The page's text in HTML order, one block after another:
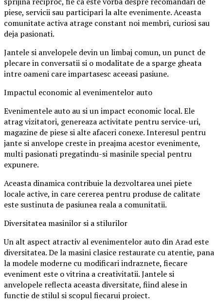
piese, servicii sau participari la alte evenimente. Aceasta
comunitate activa atrage constant noi membri, curiosi sau
deja pasionati.
Jantele si anvelopele devin un limbaj comun, un punct de
plecare in conversatii si o modalitate de a sparge gheata
intre oameni care impartasesc aceeasi pasiune.
Impactul economic al evenimentelor auto
Evenimentele auto au si un impact economic local. Ele
atrag vizitatori, genereaza activitate pentru service-uri,
magazine de piese si alte afaceri conexe. Interesul pentru
jante si anvelope creste in preajma acestor evenimente,
multi pasionati pregatindu-si masinile special pentru
expunere.
Aceasta dinamica contribuie la dezvoltarea unei piete
locale active, in care cererea pentru produse de calitate
este sustinuta de pasiunea reala a comunitatii.
Diversitatea masinilor si a stilurilor
Un alt aspect atractiv al evenimentelor auto din Arad este
diversitatea. De la masini clasice restaurate cu atentie, pana
la modele moderne cu modificari indraznete, fiecare
eveniment este o vitrina a creativitatii. Jantele si
anvelopele reflecta aceasta diversitate, fiind alese in
functie de stilul si scopul fiecarui proiect.